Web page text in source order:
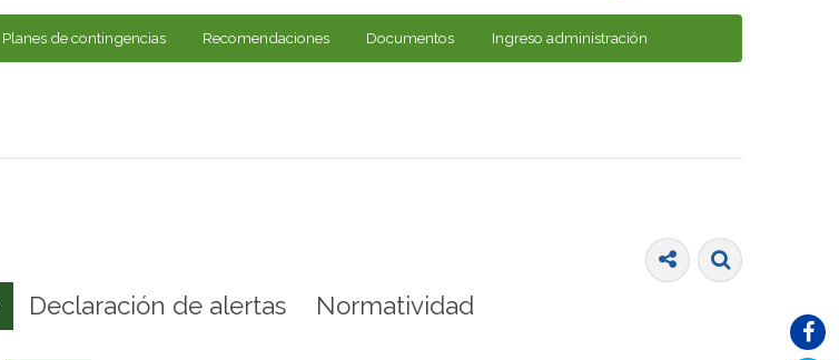
Planes de contingencias Recomendaciones Documentos Ingreso administración
Declaración de alertas Normatividad